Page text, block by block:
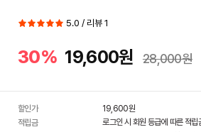
5.0 / 리뷰 1
30% 19,600원 28,000원
할인가 19,600원
적립금
로그인 시 회원 등급에 따른 적립